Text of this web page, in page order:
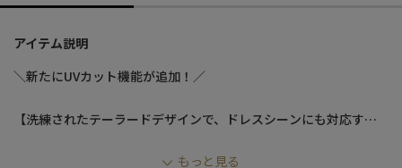
アイテム説明
＼新たにUVカット機能が追加！／
【洗練されたテーラードデザインで、ドレスシーンにも対応する
シルケット加工を施したスムース生地で洗練されたイメージを持
もっと見る